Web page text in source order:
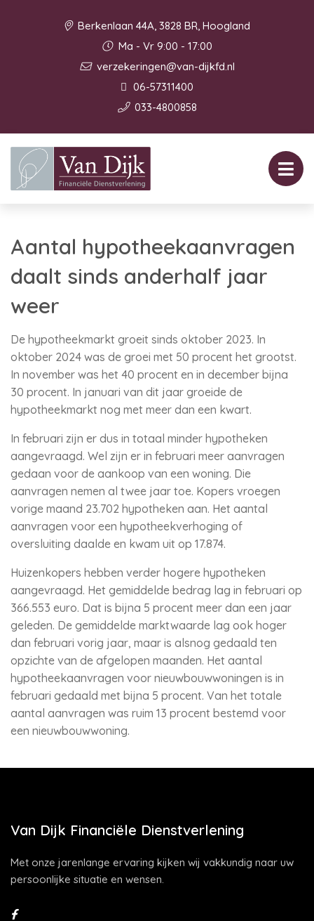
Berkenlaan 44A, 3828 BR, Hoogland
Ma - Vr 9:00 - 17:00
verzekeringen@van-dijkfd.nl
06-57311400
033-4800858
Aantal hypotheekaanvragen
daalt sinds anderhalf jaar
weer
De hypotheekmarkt groeit sinds oktober 2023. In
oktober 2024 was de groei met 50 procent het grootst.
In november was het 40 procent en in december bijna
30 procent. In januari van dit jaar groeide de
hypotheekmarkt nog met meer dan een kwart.
In februari zijn er dus in totaal minder hypotheken
aangevraagd. Wel zijn er in februari meer aanvragen
gedaan voor de aankoop van een woning. Die
aanvragen nemen al twee jaar toe. Kopers vroegen
vorige maand 23.702 hypotheken aan. Het aantal
aanvragen voor een hypotheekverhoging of
oversluiting daalde en kwam uit op 17.874.
Huizenkopers hebben verder hogere hypotheken
aangevraagd. Het gemiddelde bedrag lag in februari op
366.553 euro. Dat is bijna 5 procent meer dan een jaar
geleden. De gemiddelde marktwaarde lag ook hoger
dan februari vorig jaar, maar is alsnog gedaald ten
opzichte van de afgelopen maanden. Het aantal
hypotheekaanvragen voor nieuwbouwwoningen is in
februari gedaald met bijna 5 procent. Van het totale
aantal aanvragen was ruim 13 procent bestemd voor
een nieuwbouwwoning.
Van Dijk Financiële Dienstverlening
Met onze jarenlange ervaring kijken wij vakkundig naar uw
persoonlijke situatie en wensen.